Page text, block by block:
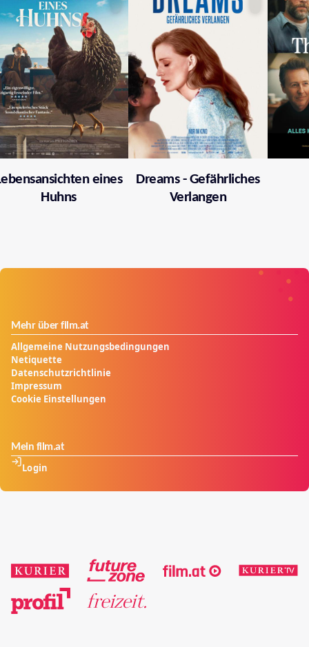
eines
Huhns
Dreams - Gefährliches
Verlangen
Mehr über film.at
Allgemeine Nutzungsbedingungen
Netiquette
Datenschutzrichtlinie
Impressum
Cookie Einstellungen
Mein film.at
Login